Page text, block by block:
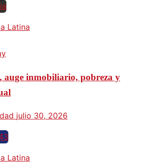
Latina
auge inmobiliario, pobreza y
julio 30, 2026
Latina